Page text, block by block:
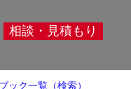
相談・見積もり
ック一覧（検索）